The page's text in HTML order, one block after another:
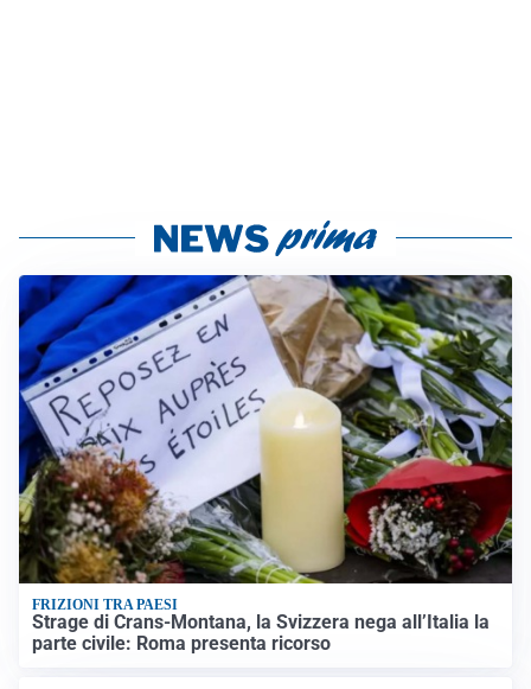
FRIZIONI TRA PAESI
Strage di Crans-Montana, la Svizzera nega all’Italia la
parte civile: Roma presenta ricorso